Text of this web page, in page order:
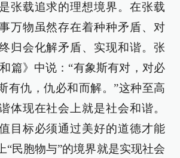
张载追求的理想境界。在张载
万物虽然存在着种种矛盾、对
归会化解矛盾、实现和谐。张
篇》中说：“有象斯有对，对必
有仇，仇必和而解。”这种至高
体现在社会上就是社会和谐。
目标必须通过美好的道德才能
“民胞物与”的境界就是实现社会